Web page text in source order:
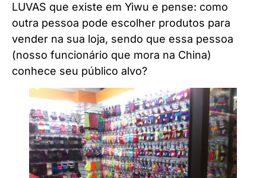
LUVAS que existe em Yiwu e pense: como
outra pessoa pode escolher produtos para
vender na sua loja, sendo que essa pessoa
(nosso funcionário que mora na China)
conhece seu público alvo?